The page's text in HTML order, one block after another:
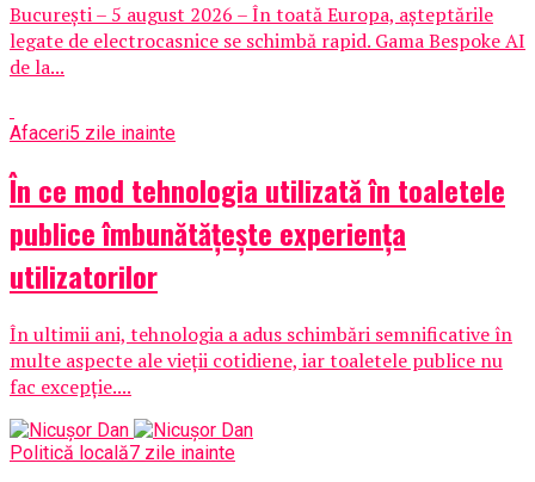
București – 5 august 2026 – În toată Europa, așteptările
legate de electrocasnice se schimbă rapid. Gama Bespoke AI
de la...
Afaceri5 zile inainte
În ce mod tehnologia utilizată în toaletele
publice îmbunătățește experiența
utilizatorilor
În ultimii ani, tehnologia a adus schimbări semnificative în
multe aspecte ale vieții cotidiene, iar toaletele publice nu
fac excepție....
Politică locală7 zile inainte